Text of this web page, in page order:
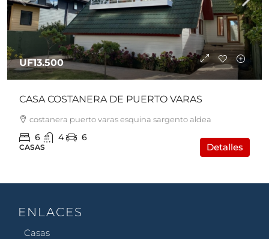
UF13.500
CASA COSTANERA DE PUERTO VARAS
costanera puerto varas esquina sargento aldea
6 4 6
CASAS Detalles
ENLACES
Casas